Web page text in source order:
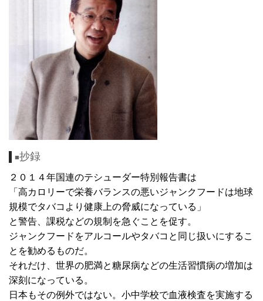
■抄録
２０１４年国連のテシューダー特別報告書は
「高カロリーで栄養バランスの悪いジャンクフードは地球
規模でタバコより健康上の脅威になっている」
と警告、課税などの規制を急ぐことを促す。
ジャンクフードをアルコールやタバコと同じ扱いにするこ
とを勧めるものだ。
それだけ、世界の肥満と糖尿病などの生活習慣病の増加は
深刻になっている。
日本もその例外ではない。小中学校で血液検査を実施する